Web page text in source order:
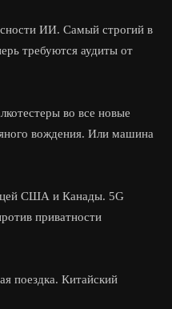
ИИ. Самый строгий в
требуются аудиты от
во все новые
вождения. Или машина
США и Канады. 5G
приватности
поездка. Китайский